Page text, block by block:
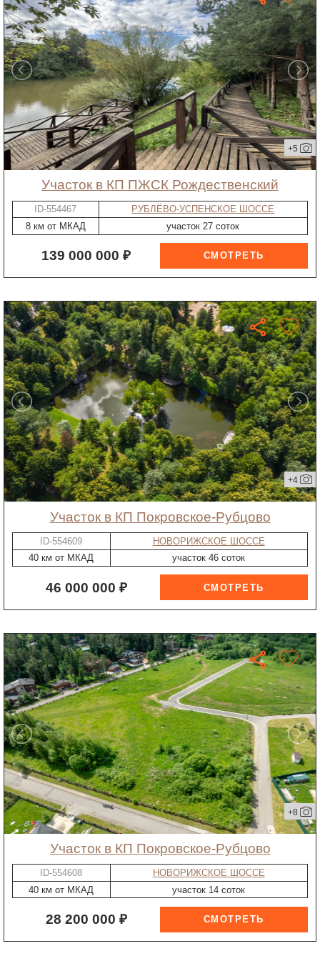
+5
участок в КП ПЖСК Рождественский
ID-554467
РУБЛЁВО-УСПЕНСКОЕ ШОССЕ
8 км от МКАД
участок 27 соток
139 000 000 ₽
+4
участок в КП Покровское-Рубцово
ID-554609
НОВОРИЖСКОЕ ШОССЕ
40 км от МКАД
участок 46 соток
46 000 000 ₽
+8
участок в КП Покровское-Рубцово
ID-554608
НОВОРИЖСКОЕ ШОССЕ
40 км от МКАД
участок 14 соток
28 200 000 ₽